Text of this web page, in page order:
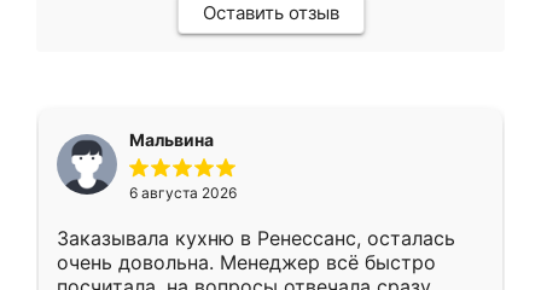
Оставить отзыв
Мальвина
6 августа 2026
Заказывала кухню в Ренессанс, осталась
очень довольна. Менеджер всё быстро